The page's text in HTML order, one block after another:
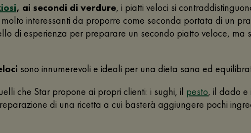
, ai secondi di verdure, i piatti veloci si
interessanti da proporre come seconda portata di un
di esperienza per preparare un secondo piatto veloce, ma
sono innumerevoli e ideali per una dieta sana ed
che Star propone ai propri clienti: i sughi, il pesto, il dado e
di una ricetta a cui basterà aggiungere pochi